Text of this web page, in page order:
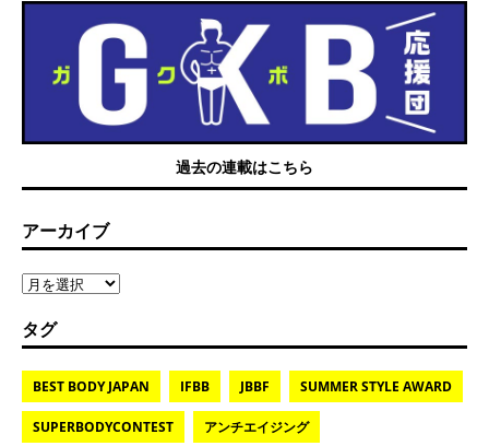
過去の連載はこちら
アーカイブ
タグ
BEST BODY JAPAN IFBB JBBF SUMMER STYLE AWARD
SUPERBODYCONTEST アンチエイジング